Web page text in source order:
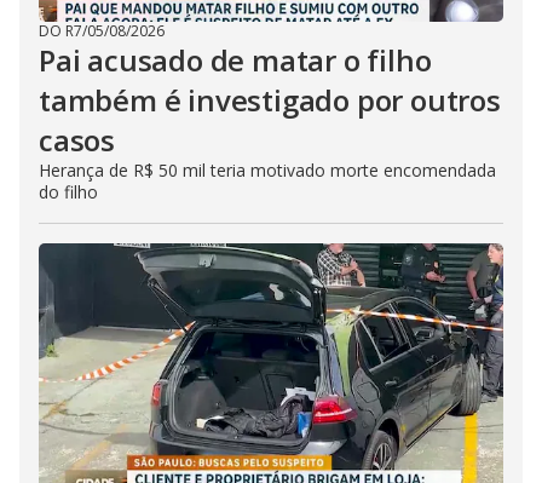
DO R7/05/08/2026
Pai acusado de matar o filho
também é investigado por outros
casos
Herança de R$ 50 mil teria motivado morte encomendada
do filho